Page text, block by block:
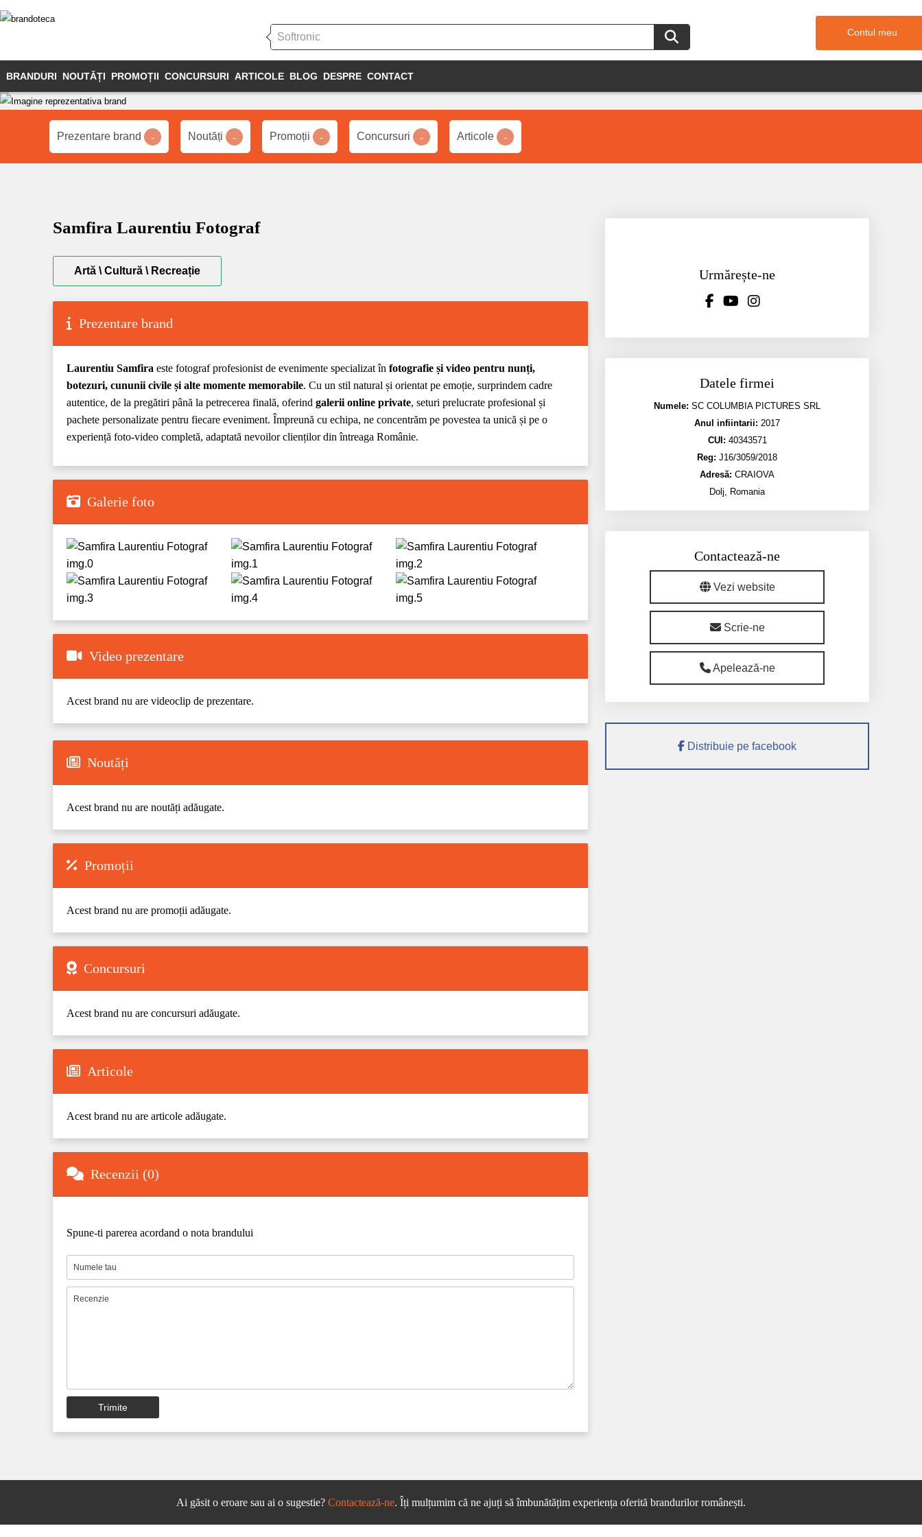
Contul meu
BRANDURI NOUTĂȚI PROMOȚII CONCURSURI ARTICOLE BLOG DESPRE CONTACT
Prezentare brand - Noutăți - Promoții - Concursuri - Articole -
Samfira Laurentiu Fotograf
Artă \ Cultură \ Recreație
Prezentare brand
Laurentiu Samfira este fotograf profesionist de evenimente specializat în fotografie și video pentru nunți,
botezuri, cununii civile și alte momente memorabile. Cu un stil natural și orientat pe emoție, surprindem cadre
autentice, de la pregătiri până la petrecerea finală, oferind galerii online private, seturi prelucrate profesional și
pachete personalizate pentru fiecare eveniment. Împreună cu echipa, ne concentrăm pe povestea ta unică și pe o
experiență foto-video completă, adaptată nevoilor clienților din întreaga Românie.
Galerie foto
Video prezentare
Acest brand nu are videoclip de prezentare.
Noutăți
Acest brand nu are noutăți adăugate.
Promoții
Acest brand nu are promoții adăugate.
Concursuri
Acest brand nu are concursuri adăugate.
Articole
Acest brand nu are articole adăugate.
Urmărește-ne
Datele firmei
Numele: SC COLUMBIA PICTURES SRL
Anul infiintarii: 2017
CUI: 40343571
Reg: J16/3059/2018
Adresă: CRAIOVA
Dolj, Romania
Contactează-ne
Vezi website
Scrie-ne
Apelează-ne
Distribuie pe facebook
Recenzii (0)
Spune-ti parerea acordand o nota brandului
Trimite
Ai găsit o eroare sau ai o sugestie? Contactează-ne. Îți mulțumim că ne ajuți să îmbunătățim experiența oferită brandurilor românești.